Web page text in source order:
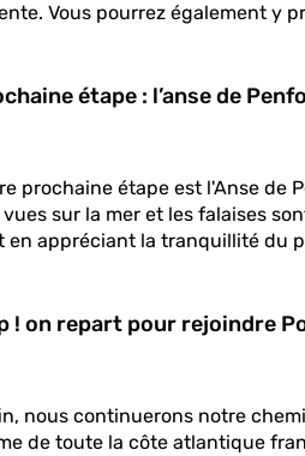
Vous pourrez également y
étape : l’anse de
prochaine étape est l'Anse de
vues sur la mer et les falaises
en appréciant la tranquillité du
! on repart pour rejoindre
nous continuerons notre
de toute la côte atlantique